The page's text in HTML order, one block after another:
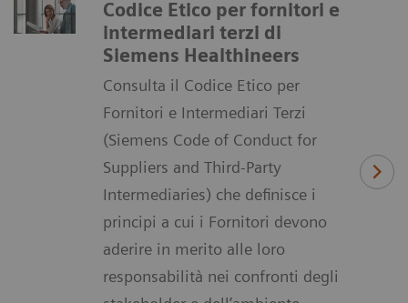
Codice Etico per fornitori e
intermediari terzi di
Siemens Healthineers
Consulta il Codice Etico per
Fornitori e Intermediari Terzi
(Siemens Code of Conduct for
Suppliers and Third-Party
Intermediaries) che definisce i
principi a cui i Fornitori devono
aderire in merito alle loro
responsabilità nei confronti degli